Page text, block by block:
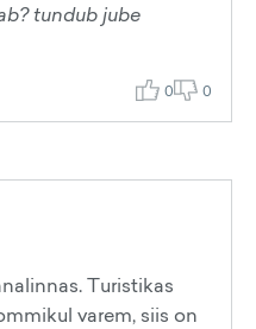
tundub jube
0 0
Turistikas
varem, siis on